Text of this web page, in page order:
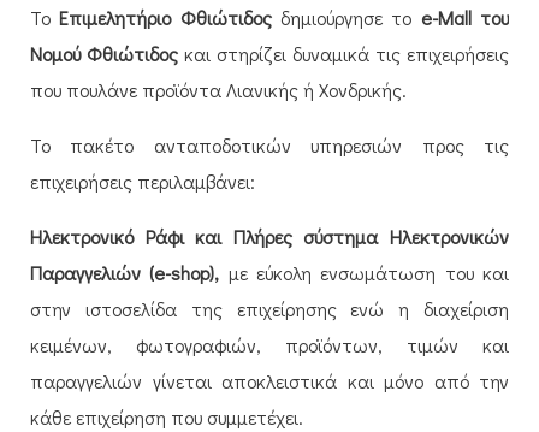
ΤοΕπιμελητήριο Φθιώτιδοςδημιούργησε το e-Mall του
Νομού Φθιώτιδος και στηρίζει δυναμικά τις επιχειρήσεις
που πουλάνε προϊόντα Λιανικής ή Χονδρικής.
Το πακέτο ανταποδοτικών υπηρεσιών προς τις
επιχειρήσεις περιλαμβάνει:
Ηλεκτρονικό Ράφι και Πλήρες σύστημα Ηλεκτρονικών
Παραγγελιών (e-shop), με εύκολη ενσωμάτωση του και
στην ιστοσελίδα της επιχείρησης ενώ η διαχείριση
κειμένων, φωτογραφιών, προϊόντων, τιμών και
παραγγελιών γίνεται αποκλειστικά και μόνο από την
κάθε επιχείρηση που συμμετέχει.